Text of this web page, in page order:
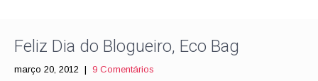
Feliz Dia do Blogueiro, Eco Bag
março 20, 2012 | 9 Comentários